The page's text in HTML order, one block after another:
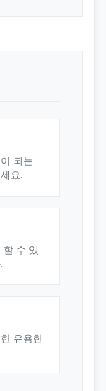
되는
요.
수 있
유용한